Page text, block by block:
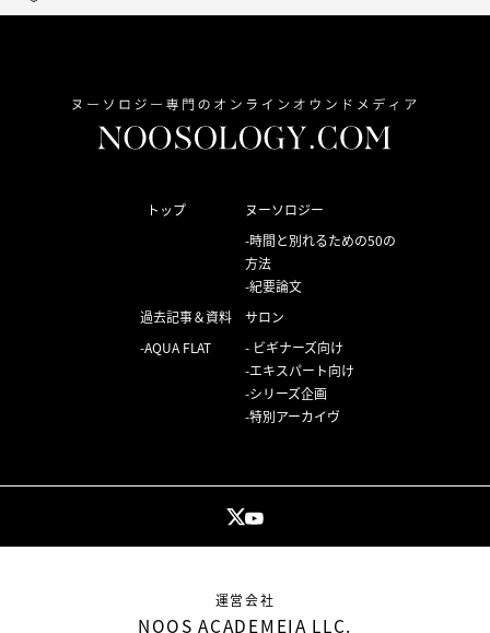
トップ
ヌーソロジー
時間と別れるための50の
方法
紀要論文
過去記事＆資料
AQUA FLAT
サロン
ビギナーズ向け
エキスパート向け
シリーズ企画
特別アーカイヴ
運営会社
NOOS ACADEMEIA LLC.